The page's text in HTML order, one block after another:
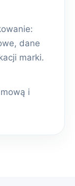
dane
marki.
i